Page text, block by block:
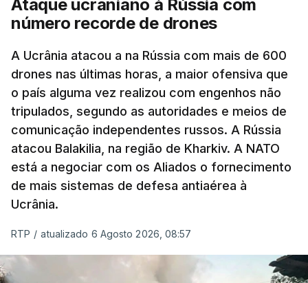
Ataque ucraniano à Rússia com
número recorde de drones
A Ucrânia atacou a na Rússia com mais de 600
drones nas últimas horas, a maior ofensiva que
o país alguma vez realizou com engenhos não
tripulados, segundo as autoridades e meios de
comunicação independentes russos. A Rússia
atacou Balakilia, na região de Kharkiv. A NATO
está a negociar com os Aliados o fornecimento
de mais sistemas de defesa antiaérea à
Ucrânia.
RTP / atualizado 6 Agosto 2026, 08:57